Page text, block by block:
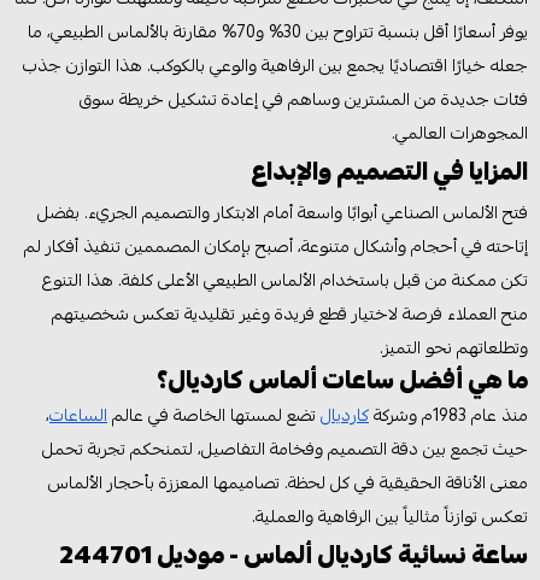
يوفر أسعارًا أقل بنسبة تتراوح بين 30% و70% مقارنة بالألماس الطبيعي، ما
جعله خيارًا اقتصاديًا يجمع بين الرفاهية والوعي بالكوكب. هذا التوازن جذب
فئات جديدة من المشترين وساهم في إعادة تشكيل خريطة سوق
المجوهرات العالمي.
المزايا في التصميم والإبداع
فتح الألماس الصناعي أبوابًا واسعة أمام الابتكار والتصميم الجريء. بفضل
إتاحته في أحجام وأشكال متنوعة، أصبح بإمكان المصممين تنفيذ أفكار لم
تكن ممكنة من قبل باستخدام الألماس الطبيعي الأعلى كلفة. هذا التنوع
منح العملاء فرصة لاختيار قطع فريدة وغير تقليدية تعكس شخصيتهم
وتطلعاتهم نحو التميز.
ما هي أفضل ساعات ألماس كارديال؟
منذ عام 1983م وشركة كارديالتضع لمستها الخاصة في عالمالساعات،
حيث تجمع بين دقة التصميم وفخامة التفاصيل، لتمنحكم تجربة تحمل
معنى الأناقة الحقيقية في كل لحظة. تصاميمها المعززة بأحجار الألماس
تعكس توازناً مثالياً بين الرفاهية والعملية.
ساعة نسائية كارديال ألماس - موديل 244701